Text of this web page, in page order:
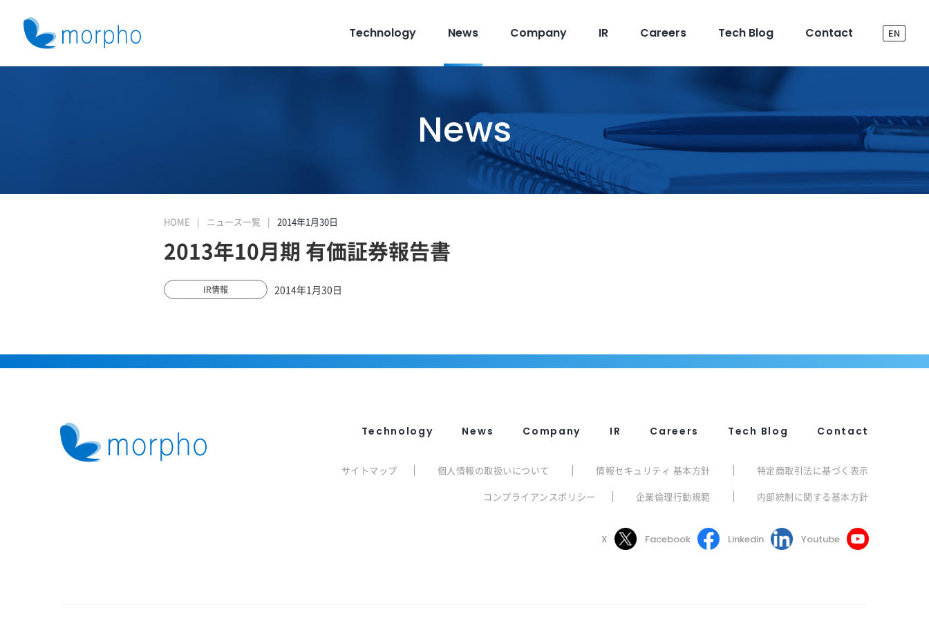
Technology News Company IR Careers Tech Blog Contact EN
News
HOME ニュース一覧 2014年1月30日
2013年10月期 有価証券報告書
IR情報 2014年1月30日
Technology News Company IR Careers Tech Blog Contact
サイトマップ 個人情報の取扱いについて 情報セキュリティ 基本方針
特定商取引法に基づく表示
コンプライアンスポリシー
企業倫理行動規範 内部統制に関する基本方針
X Facebook Linkedin Youtube